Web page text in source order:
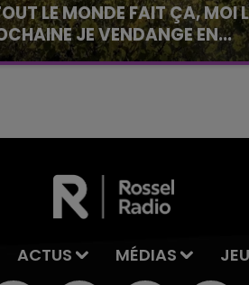
LE MONDE FAIT ÇA, MOI
JE VENDANGE EN...
en Champagne a débuté
ACTUS MÉDIAS